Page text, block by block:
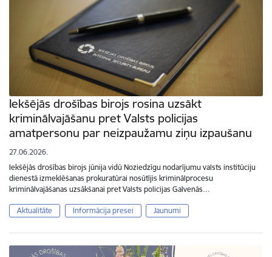
Iekšējās drošības birojs rosina uzsākt
kriminālvajāšanu pret Valsts policijas
amatpersonu par neizpaužamu ziņu izpaušanu
27.06.2026.
Iekšējās drošības birojs jūnija vidū Noziedzīgu nodarījumu valsts institūciju
dienestā izmeklēšanas prokuratūrai nosūtījis kriminālprocesu
kriminālvajāšanas uzsākšanai pret Valsts policijas Galvenās…
Aktualitāte Informācija presei Jaunumi